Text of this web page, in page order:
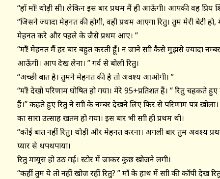
“हाँ माँ! थोड़ी सी। लेकिन इस बार प्रथम मैं ही आऊँगी। आपकी वह प्रिय
“जिसने ज्यादा मेहनत की होगी, वही प्रथम आएगा रितु। तुम मेरी बेटी हो, मैं
मेहनत करे और पहले के जैसे प्रथम आए। ”
“माँ! मेहनत मैं हर बार बहुत करती हूँ। न जाने साक्षी कैसे मुझसे ज्यादा
आऊँगी। आप देख लेना। ” गर्व से बोली रितु।
“अच्छी बात है। तुमने मेहनत की है तो अवश्य आओगी। ”
“माँ! देखो परिणाम घोषित हो गया। मेरे 95+प्रतिशत हैं। ” रितु चहकते
हैं।” कहते हुए रितु ने साक्षी के नम्बर देखने लिए फिर से परिणाम पत्र
का सारा उत्साह खतम हो गया। इस बार भी साक्षी ही प्रथम थी।
“कोई बात नहीं रितु। थोड़ी और मेहनत करना। अगली बार तुम अवश्य
प्यार से थपथपाया।
रितु मायूस हो उठ गई। स्टोर में जाकर कुछ खोजने लगी।
“कहीं तुम ये तो नहीं खोज रहीं रितु? ” माँ के हाथ में साक्षी की कॉपी देख